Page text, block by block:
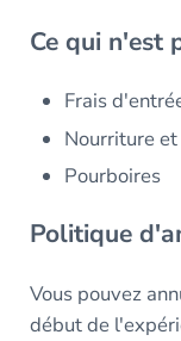
Ce qui n'est
Frais
Nourriture
Pourboires
Politique
Vous pouvez
début de